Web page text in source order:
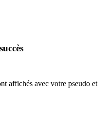
affichés avec votre pseudo et